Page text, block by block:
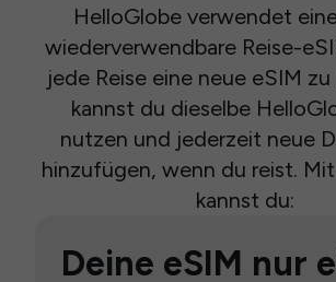
HelloGlobe verwendet
wiederverwendbare Reise-
jede Reise eine neue eSIM
kannst du dieselbe
nutzen und jederzeit neue
hinzufügen, wenn du reist.
kannst du:
Deine eSIM nur